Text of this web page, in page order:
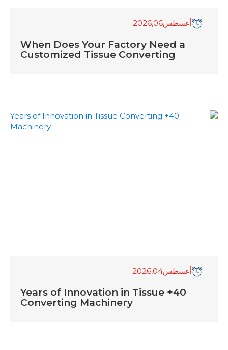
أغسطس06
,2026
When Does Your Factory Need a
Customized Tissue Converting
أغسطس04
,2026
40+ Years of Innovation in Tissue
Converting Machinery